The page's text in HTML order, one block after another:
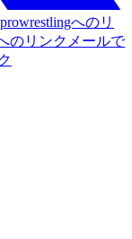
へのリ
のリンク メールで